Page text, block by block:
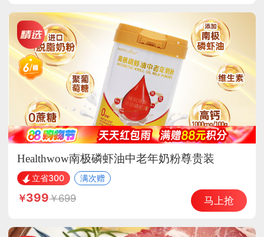
Healthwow南极磷虾油中老年奶粉尊贵装
立省300 满次赠
399 699 马上抢